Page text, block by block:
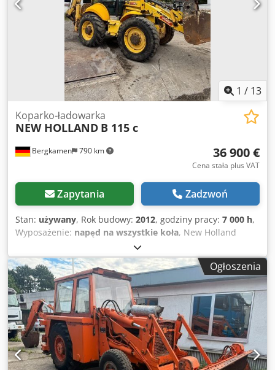
1 / 13
Bergkamen 790 km
Koparko-ładowarka
NEW HOLLAND B 115 c
36 900 €
Cena stała plus VAT
Zapytania Zadzwoń
Stan: używany, Rok budowy: 2012, godziny pracy: 7 000 h,
Wyposażenie: napęd na wszystkie koła, New Holland
B115C (Seria C, rok produkcji ok. 2012) 110 KM Bardzo
dobry stan Około 7000,- Dsdpexnvlvsfx Aicock
Ogłoszenia